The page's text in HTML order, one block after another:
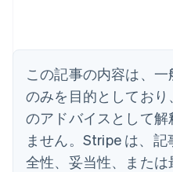
この記事の内容は、
のみを目的としてお
のアドバイスとして
ません。Stripe は、
全性、妥当性、また
English
イギリス
English
イタリア
Italiano English
インド
English